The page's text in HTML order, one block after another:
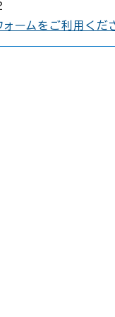
ームをご利用くだ